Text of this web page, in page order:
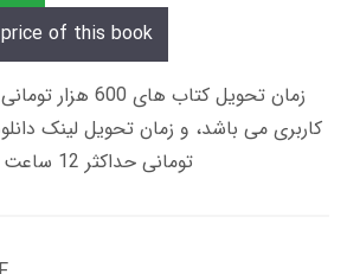
of this book
زمان تحویل کتاب
تومانی حداکثر 12 ساعت از طریق پیامک/ایمیل